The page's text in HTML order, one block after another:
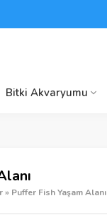
Bitki Akvaryumu
» Puffer Fish Yaşam Alanı